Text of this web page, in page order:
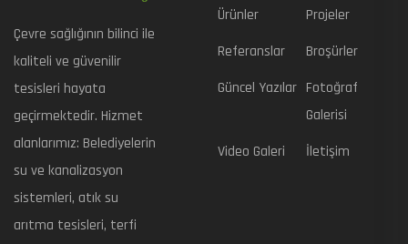
Çevre sağlığının bilinci ile
kaliteli ve güvenilir
tesisleri hayata
geçirmektedir. Hizmet
alanlarımız: Belediyelerin
su ve kanalizasyon
sistemleri, atık su
arıtma tesisleri, terfi
Ürünler
Projeler
Referanslar
Broşürler
Güncel Yazılar Fotoğraf
Galerisi
Video Galeri
İletişim